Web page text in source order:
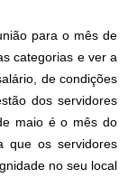
para o mês de
categorias e ver a
de condições
dos servidores
maio é o mês do
que os servidores
no seu local